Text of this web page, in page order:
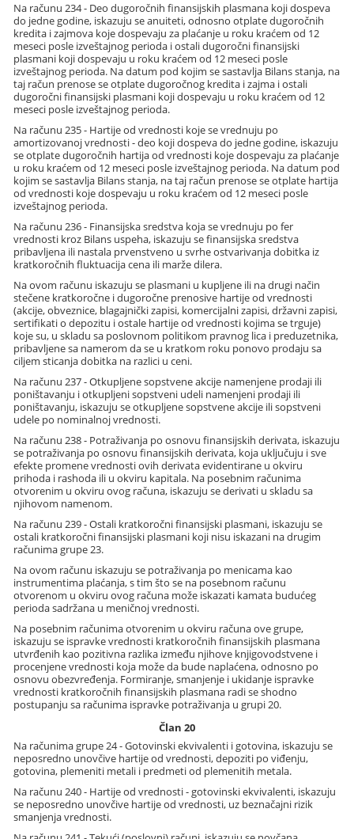
Na računu 234 - Deo dugoročnih finansijskih plasmana koji dospeva
do jedne godine, iskazuju se anuiteti, odnosno otplate dugoročnih
kredita i zajmova koje dospevaju za plaćanje u roku kraćem od 12
meseci posle izveštajnog perioda i ostali dugoročni finansijski
plasmani koji dospevaju u roku kraćem od 12 meseci posle
izveštajnog perioda. Na datum pod kojim se sastavlja Bilans stanja, na
taj račun prenose se otplate dugoročnog kredita i zajma i ostali
dugoročni finansijski plasmani koji dospevaju u roku kraćem od 12
meseci posle izveštajnog perioda.
Na računu 235 - Hartije od vrednosti koje se vrednuju po
amortizovanoj vrednosti - deo koji dospeva do jedne godine, iskazuju
se otplate dugoročnih hartija od vrednosti koje dospevaju za plaćanje
u roku kraćem od 12 meseci posle izveštajnog perioda. Na datum pod
kojim se sastavlja Bilans stanja, na taj račun prenose se otplate hartija
od vrednosti koje dospevaju u roku kraćem od 12 meseci posle
izveštajnog perioda.
Na računu 236 - Finansijska sredstva koja se vrednuju po fer
vrednosti kroz Bilans uspeha, iskazuju se finansijska sredstva
pribavljena ili nastala prvenstveno u svrhe ostvarivanja dobitka iz
kratkoročnih fluktuacija cena ili marže dilera.
Na ovom računu iskazuju se plasmani u kupljene ili na drugi način
stečene kratkoročne i dugoročne prenosive hartije od vrednosti
(akcije, obveznice, blagajnički zapisi, komercijalni zapisi, državni zapisi,
sertifikati o depozitu i ostale hartije od vrednosti kojima se trguje)
koje su, u skladu sa poslovnom politikom pravnog lica i preduzetnika,
pribavljene sa namerom da se u kratkom roku ponovo prodaju sa
ciljem sticanja dobitka na razlici u ceni.
Na računu 237 - Otkupljene sopstvene akcije namenjene prodaji ili
poništavanju i otkupljeni sopstveni udeli namenjeni prodaji ili
poništavanju, iskazuju se otkupljene sopstvene akcije ili sopstveni
udele po nominalnoj vrednosti.
Na računu 238 - Potraživanja po osnovu finansijskih derivata, iskazuju
se potraživanja po osnovu finansijskih derivata, koja uključuju i sve
efekte promene vrednosti ovih derivata evidentirane u okviru
prihoda i rashoda ili u okviru kapitala. Na posebnim računima
otvorenim u okviru ovog računa, iskazuju se derivati u skladu sa
njihovom namenom.
Na računu 239 - Ostali kratkoročni finansijski plasmani, iskazuju se
ostali kratkoročni finansijski plasmani koji nisu iskazani na drugim
računima grupe 23.
Na ovom računu iskazuju se potraživanja po menicama kao
instrumentima plaćanja, s tim što se na posebnom računu
otvorenom u okviru ovog računa može iskazati kamata budućeg
perioda sadržana u meničnoj vrednosti.
Na posebnim računima otvorenim u okviru računa ove grupe,
iskazuju se ispravke vrednosti kratkoročnih finansijskih plasmana
utvrđenih kao pozitivna razlika između njihove knjigovodstvene i
procenjene vrednosti koja može da bude naplaćena, odnosno po
osnovu obezvređenja. Formiranje, smanjenje i ukidanje ispravke
vrednosti kratkoročnih finansijskih plasmana radi se shodno
postupanju sa računima ispravke potraživanja u grupi 20.
Član 20
Na računima grupe 24 - Gotovinski ekvivalenti i gotovina, iskazuju se
neposredno unovčive hartije od vrednosti, depoziti po viđenju,
gotovina, plemeniti metali i predmeti od plemenitih metala.
Na računu 240 - Hartije od vrednosti - gotovinski ekvivalenti, iskazuju
se neposredno unovčive hartije od vrednosti, uz beznačajni rizik
smanjenja vrednosti.